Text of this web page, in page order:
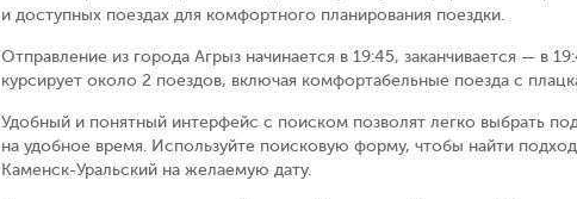
и доступных поездах для комфортного планирования поездки.
Отправление из города Агрыз начинается в 19:45, заканчивается — в
курсирует около 2 поездов, включая комфортабельные поезда с
Удобный и понятный интерфейс с поиском позволят легко выбрать
на удобное время. Используйте поисковую форму, чтобы найти
Каменск-Уральский на желаемую дату.